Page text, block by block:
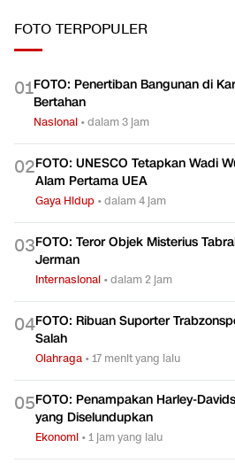
FOTO TERPOPULER
01FOTO: Penertiban Bangunan di
Bertahan
Nasional •dalam 3 jam
02FOTO: UNESCO Tetapkan Wadi
Alam Pertama UEA
Gaya Hidup •dalam 4 jam
03FOTO: Teror Objek Misterius
Jerman
Internasional •dalam 2 jam
04FOTO: Ribuan Suporter
Salah
Olahraga •17 menit yang lalu
05FOTO: Penampakan Harley-
yang Diselundupkan
Ekonomi •1 jam yang lalu